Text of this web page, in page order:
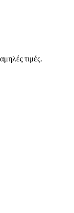
τιμές.